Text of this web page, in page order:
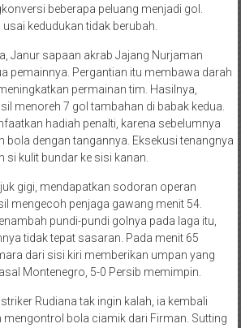
beberapa peluang menjadi gol.
kedudukan tidak berubah.
Janur sapaan akrab Jajang Nurjaman
pemainnya. Pergantian itu membawa darah
permainan tim. Hasilnya,
menoreh 7 gol tambahan di babak kedua.
hadiah penalti, karena sebelumnya
bola dengan tangannya. Eksekusi tenangnya
si kulit bundar ke sisi kanan.
gigi, mendapatkan sodoran operan
mengecoh penjaga gawang menit 54.
pundi-pundi golnya pada laga itu,
tidak tepat sasaran. Pada menit 65
dari sisi kiri memberikan umpan yang
Montenegro, 5-0 Persib memimpin.
Rudiana tak ingin kalah, ia kembali
mengontrol bola ciamik dari Firman. Sutting